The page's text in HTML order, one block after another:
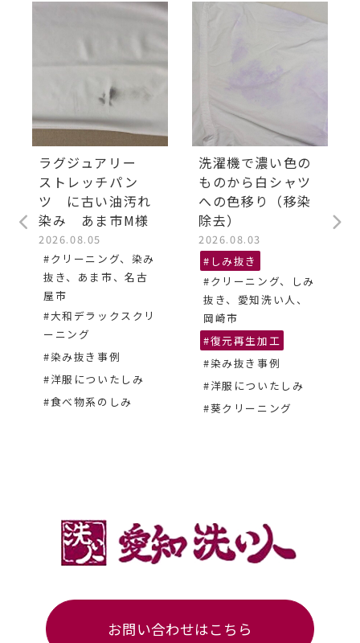
ラグジュアリー
ストレッチパン
ツ に古い油汚れ
染み あま市M様
2026.08.05
#クリーニング、染み
抜き、あま市、名古
屋市
#大和デラックスクリ
ーニング
#染み抜き事例
#洋服についたしみ
#食べ物系のしみ
洗濯機で濃い色の
ものから白シャツ
への色移り（移染
除去）
2026.08.03
#しみ抜き
#クリーニング、しみ
抜き、愛知洗い人、
岡崎市
#復元再生加工
#染み抜き事例
#洋服についたしみ
#葵クリーニング
お問い合わせはこちら